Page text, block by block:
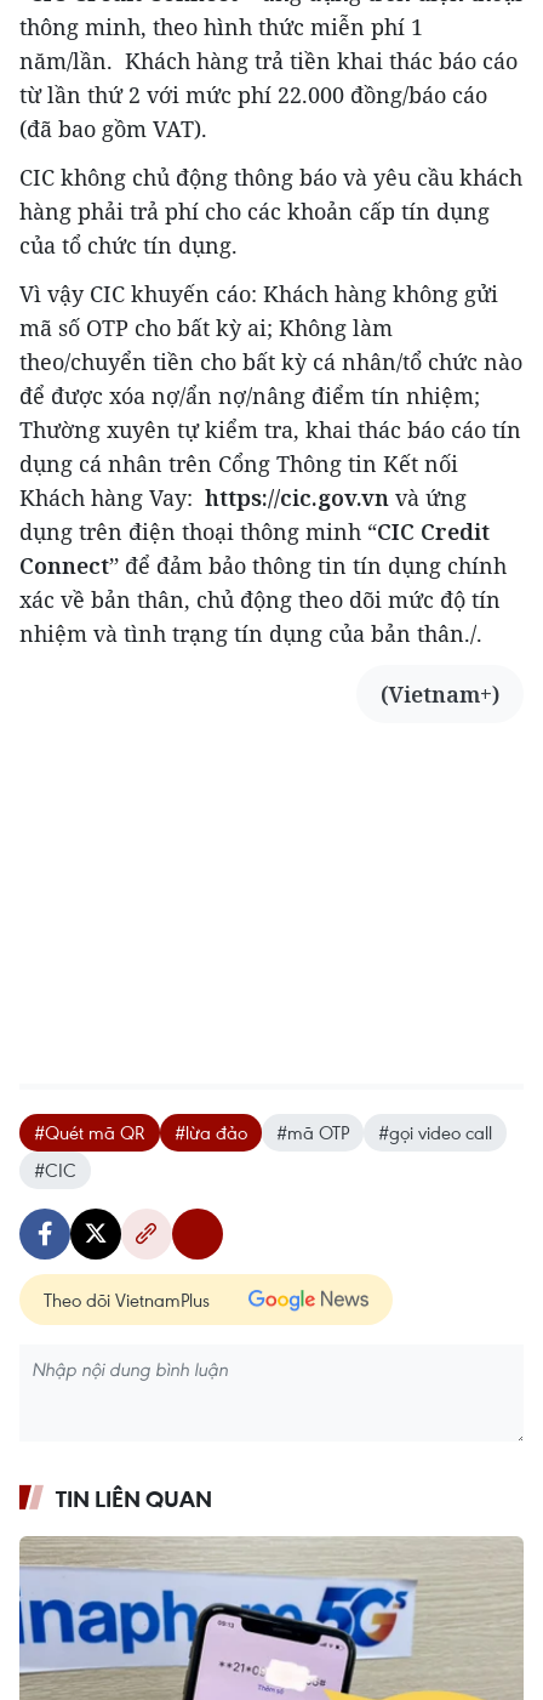
thông minh, theo hình thức miễn phí 1
năm/lần. Khách hàng trả tiền khai thác báo cáo
từ lần thứ 2 với mức phí 22.000 đồng/báo cáo
(đã bao gồm VAT).
CIC không chủ động thông báo và yêu cầu khách
hàng phải trả phí cho các khoản cấp tín dụng
của tổ chức tín dụng.
Vì vậy CIC khuyến cáo: Khách hàng không gửi
mã số OTP cho bất kỳ ai; Không làm
theo/chuyển tiền cho bất kỳ cá nhân/tổ chức nào
để được xóa nợ/ẩn nợ/nâng điểm tín nhiệm;
Thường xuyên tự kiểm tra, khai thác báo cáo tín
dụng cá nhân trên Cổng Thông tin Kết nối
Khách hàng Vay: https://cic.gov.vn và ứng
dụng trên điện thoại thông minh “CIC Credit
Connect” để đảm bảo thông tin tín dụng chính
xác về bản thân, chủ động theo dõi mức độ tín
nhiệm và tình trạng tín dụng của bản thân./.
(Vietnam+)
#Quét mã QR #lừa đảo #mã OTP
#gọi video call
#CIC
Theo dõi VietnamPlus
TIN LIÊN QUAN